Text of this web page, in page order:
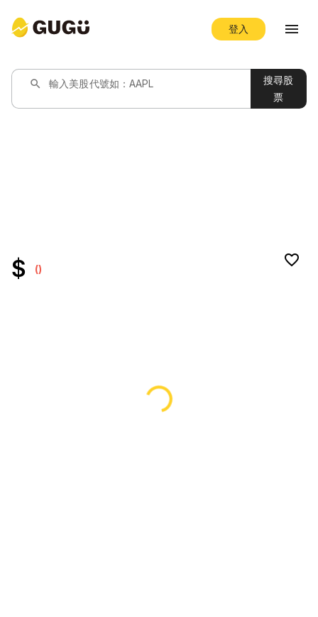
登入 menu
search 輸入美股代號如：AAPL
搜尋股
票
$ ()
favorite_border